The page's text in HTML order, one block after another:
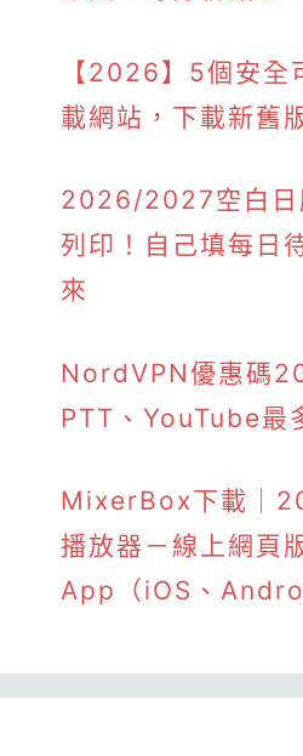
【2026】5個安全
載網站，下載新舊
2026/2027空白日
列印！自己填每日
來
NordVPN優惠碼
PTT、YouTube最
MixerBox下載｜
播放器－線上網頁
App（iOS、